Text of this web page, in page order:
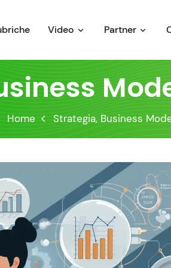
Video Partner
Home Strategia, Business